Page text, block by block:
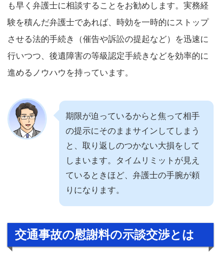
も早く弁護士に相談することをお勧めします。実務経
験を積んだ弁護士であれば、時効を一時的にストップ
させる法的手続き（催告や訴訟の提起など）を迅速に
行いつつ、後遺障害の等級認定手続きなどを効率的に
進めるノウハウを持っています。
期限が迫っているからと焦って相手
の提示にそのままサインしてしまう
と、取り返しのつかない大損をして
しまいます。タイムリミットが見え
ているときほど、弁護士の手腕が頼
りになります。
交通事故の慰謝料の示談交渉とは